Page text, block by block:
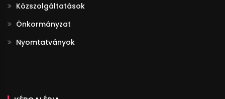
Közszolgáltatások
Önkormányzat
Nyomtatványok